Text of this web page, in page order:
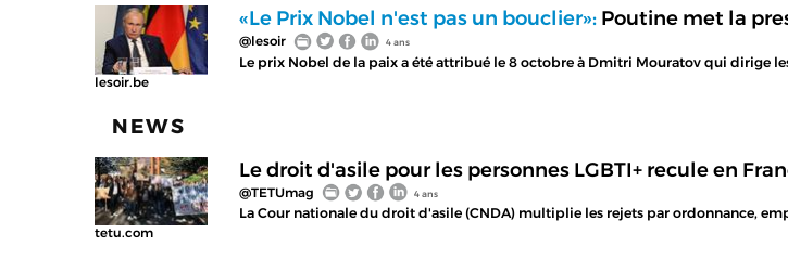
lesoir.be
«Le Prix Nobel n'est pas un bouclier»: Poutine met la
@lesoir 4 ans
Le prix Nobel de la paix a été attribué le 8 octobre à Dmitri Mouratov qui dirige
NEWS
tetu.com
Le droit d'asile pour les personnes LGBTI+ recule en
@TETUmag 4 ans
La Cour nationale du droit d'asile (CNDA) multiplie les rejets par ordonnance,